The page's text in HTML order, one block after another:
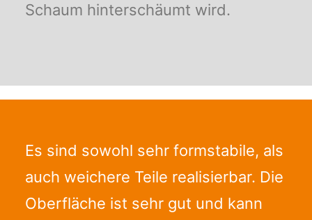
Schaum hinterschäumt wird.
Es sind sowohl sehr formstabile, als
auch weichere Teile realisierbar. Die
Oberfläche ist sehr gut und kann